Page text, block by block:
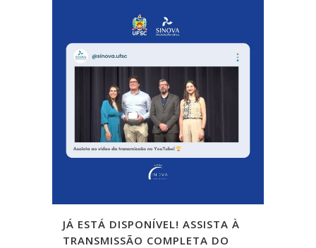
JÁ ESTÁ DISPONÍVEL! ASSISTA À
TRANSMISSÃO COMPLETA DO